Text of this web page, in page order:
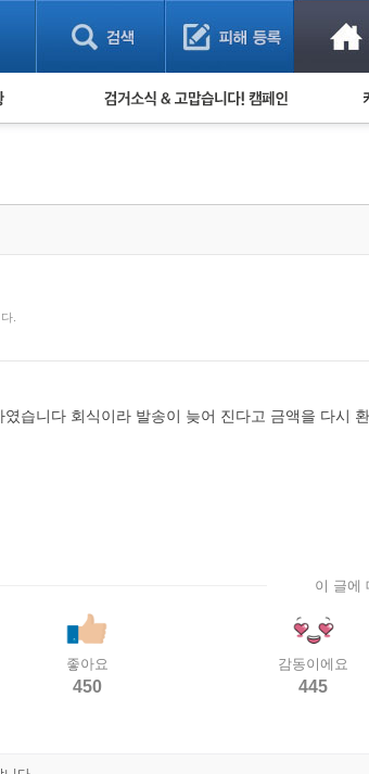
검거 소식
.
습니다 회식이라 발송이 늦어 진다고 금액을 다시
이 글에
좋아요
450
감동이에요
445